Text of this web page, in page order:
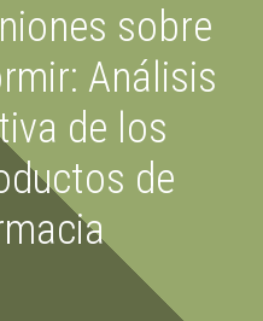
sobre
Análisis
de los
de